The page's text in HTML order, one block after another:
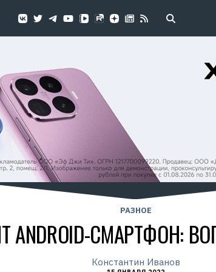
РАЗНОЕ
ANDROID-СМАРТФОН:
Константин Иванов